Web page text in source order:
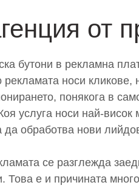
от
бутони в рекламна
носи кликове,
понякога в
услуга носи най-
да обработва нови
се разглежда
Това е и причината